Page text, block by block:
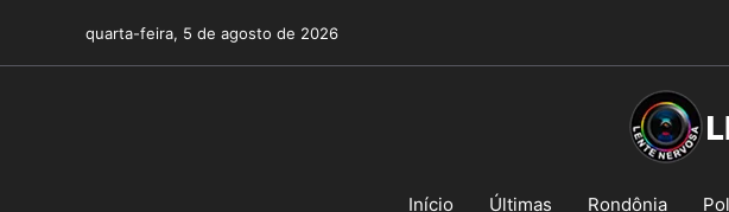
o
quarta-feira, 5 de agosto de 2026
Início Últimas Rondônia